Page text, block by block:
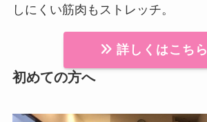
しにくい筋肉もストレッチ。
詳しくはこちら
初めての方へ